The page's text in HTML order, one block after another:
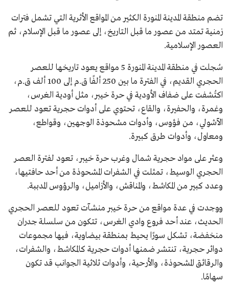
تضم منطقة المدينة المنورة الكثير من المواقع الأثرية التي تشمل فترات
زمنية تمتد من عصور ما قبل التاريخ، إلى عصور ما قبل الإسلام، ثم
العصور الإسلامية.
سُجلت في منطقة المدينة المنورة 5 مواقع يعود تاريخها للعصر
الحجري القديم، في الفترة ما بين 250 ألفًا ق.م إلى 100 ألف ق.م،
اكتُشفت على ضفاف الأودية في حرة خيبر، مثل أودية الغرس،
وغمرة، والحفيرة، والقاع، تحتوي على أدوات حجرية تعود للعصر
الآشولي، من فؤوس، وأدوات مشحوذة الوجهين، وقواطع،
ومعاول، وأدوات طرق كبيرة.
وعثر على مواد حجرية شمال وغرب حرة خيبر، تعود لفترة العصر
الحجري الوسيط، تمثلت في الشفرات المشحوذة من أحد حافتيها،
وعدد كبير من المكاشط، والمناقش، والأزاميل، والرؤوس المدببة.
ووجدت في عدة مواقع من حرة خيبر منشآت تعود للعصر الحجري
الحديث، عند أحد فروع وادي الغرس، تتكون من سلسلة جدران
منخفضة، تشكل سورًا يحيط بمنطقة بيضاوية، فيها مجموعات
دوائر حجرية، تنتشر ضمنها أدوات حجرية كالمكاشط، والشفرات،
والرقائق المشحوذة، والأرحية، وأدوات ثلاثية الجوانب قد تكون
سهامًا.